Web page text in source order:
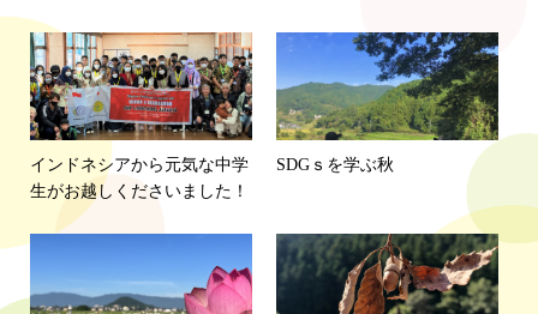
インドネシアから元気な中学
生がお越しくださいました！
SDGｓを学ぶ秋